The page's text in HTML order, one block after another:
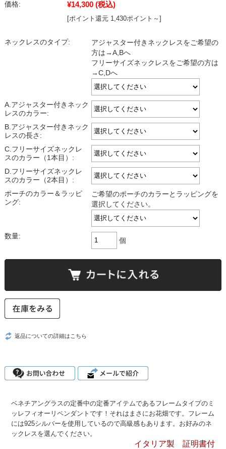
価格: ¥14,300 (税込)
[ポイント還元 1,430ポイント～]
ネックレスのタイプ:
アジャスター付きネックレスをご希望の
方は→A,Bへ
フリーサイズネックレスをご希望の方は
→C,Dへ
A.アジャスター付きネック
レスのカラー:
B.アジャスター付きネック
レスの長さ:
C.フリーサイズネックレ
スのカラー（1本目）:
D.フリーサイズネックレ
スのカラー（2本目）:
ポーチのカラー＆ラッピ
ング:
ご希望のポーチのカラーとラッピングを
選択してください。
数量:
個
返品についての詳細はこちら
ベネチアングラスの定番中の定番アイテムであるフレームタイプのミ
ッレフィオーリペンダントです！それはまさにお花畑です。フレーム
には925シルバーを使用しているので高級感もあります。お好みのネ
ックレスを選んでください。
イタリア製 証明書付